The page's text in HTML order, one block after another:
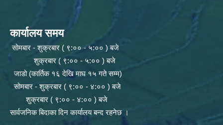
कार्यालय समय
सोमबार - शुक्रबार ( ९:०० - ५:०० ) बजे
शुक्रबार ( ९:०० - ५:०० ) बजे
जाडो (कार्तिक १६ देखि माघ १५ गते सम्म)
सोमबार - शुक्रबार ( ९:०० - ४:०० ) बजे
शुक्रबार ( ९:०० - ४:०० ) बजे
सार्वजनिक बिदाका दिन कार्यालय बन्द रहनेछ ।